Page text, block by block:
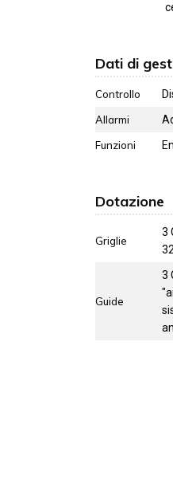
Dati di
Controllo
Allarmi
Funzioni
Dotazione
Griglie
3
Guide
3